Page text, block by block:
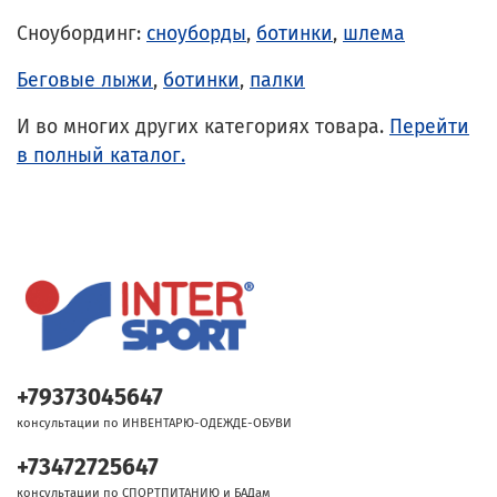
Сноубординг: сноуборды, ботинки, шлема
Беговые лыжи, ботинки, палки
И во многих других категориях товара. Перейти
в полный каталог.
+79373045647
консультации по ИНВЕНТАРЮ-ОДЕЖДЕ-ОБУВИ
+73472725647
консультации по СПОРТПИТАНИЮ и БАДам